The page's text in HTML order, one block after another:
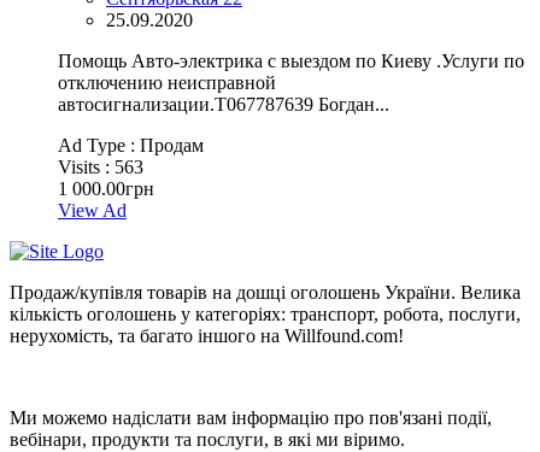
25.09.2020
Помощь Авто-электрика с выездом по Киеву .Услуги по
отключению неисправной
автосигнализации.Т067787639 Богдан...
Ad Type : Продам
Visits : 563
1 000.00грн
View Ad
Продаж/купівля товарів на дошці оголошень України. Велика
кількість оголошень у категоріях: транспорт, робота, послуги,
нерухомість, та багато іншого на Willfound.com!
Ми можемо надіслати вам інформацію про пов'язані події,
вебінари, продукти та послуги, в які ми віримо.